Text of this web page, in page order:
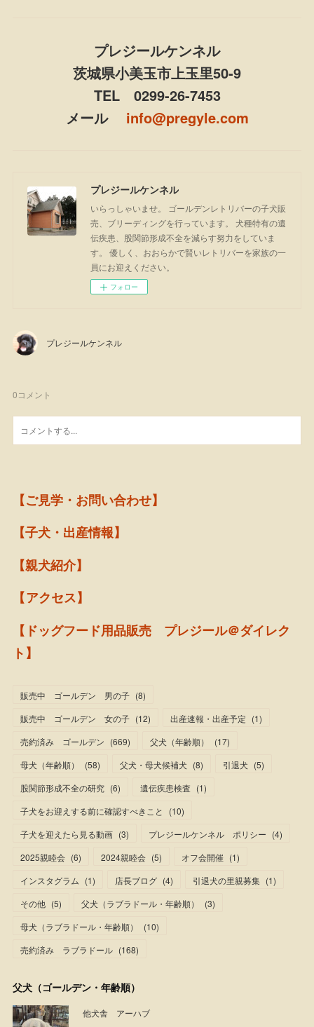
プレジールケンネル
茨城県小美玉市上玉里50-9
TEL 0299-26-7453
メール info@pregyle.com
プレジールケンネル
いらっしゃいませ。 ゴールデンレトリバーの子犬販
売、ブリーディングを行っています。 犬種特有の遺
伝疾患、股関節形成不全を減らす努力をしていま
す。 優しく、おおらかで賢いレトリバーを家族の一
員にお迎えください。
フォロー
プレジールケンネル
0コメント
【ご見学・お問い合わせ】
【子犬・出産情報】
【親犬紹介】
【アクセス】
【ドッグフード用品販売 プレジール＠ダイレク
ト】
販売中 ゴールデン 男の子 (8)
販売中 ゴールデン 女の子 (12) 出産速報・出産予定 (1)
売約済み ゴールデン (669) 父犬（年齢順） (17)
母犬（年齢順）
(58) 父犬・母犬候補犬 (8) 引退犬 (5)
股関節形成不全の研究 (6) 遺伝疾患検査 (1)
子犬をお迎えする前に確認すべきこと
(10)
子犬を迎えたら見る動画 (3) プレジールケンネル ポリシー (4)
2025親睦会 (6) 2024親睦会 (5) オフ会開催 (1)
インスタグラム (1) 店長ブログ (4) 引退犬の里親募集 (1)
その他 (5) 父犬（ラブラドール・年齢順） (3)
母犬（ラブラドール・年齢順）
(10)
売約済み ラブラドール (168)
父犬（ゴールデン・年齢順）
他犬舎 アーハブ